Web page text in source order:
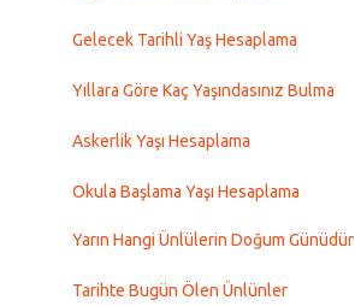
Gelecek Tarihli Yaş Hesaplama
Yıllara Göre Kaç Yaşındasınız Bulma
Askerlik Yaşı Hesaplama
Okula Başlama Yaşı Hesaplama
Yarın Hangi Ünlülerin Doğum Günüdür
Tarihte Bugün Ölen Ünlünler